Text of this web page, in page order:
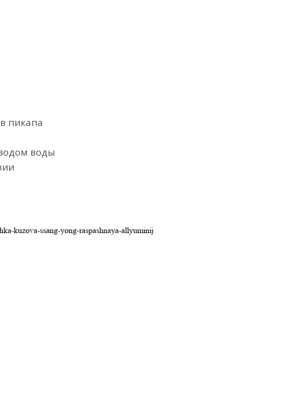
пикапа
воды
kuzova-ssang-yong-raspashnaya-allyuminij